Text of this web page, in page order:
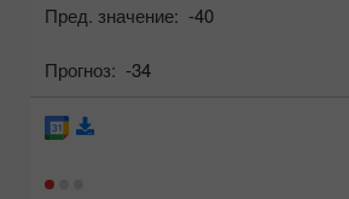
Пред. значение: -40
Прогноз: -34